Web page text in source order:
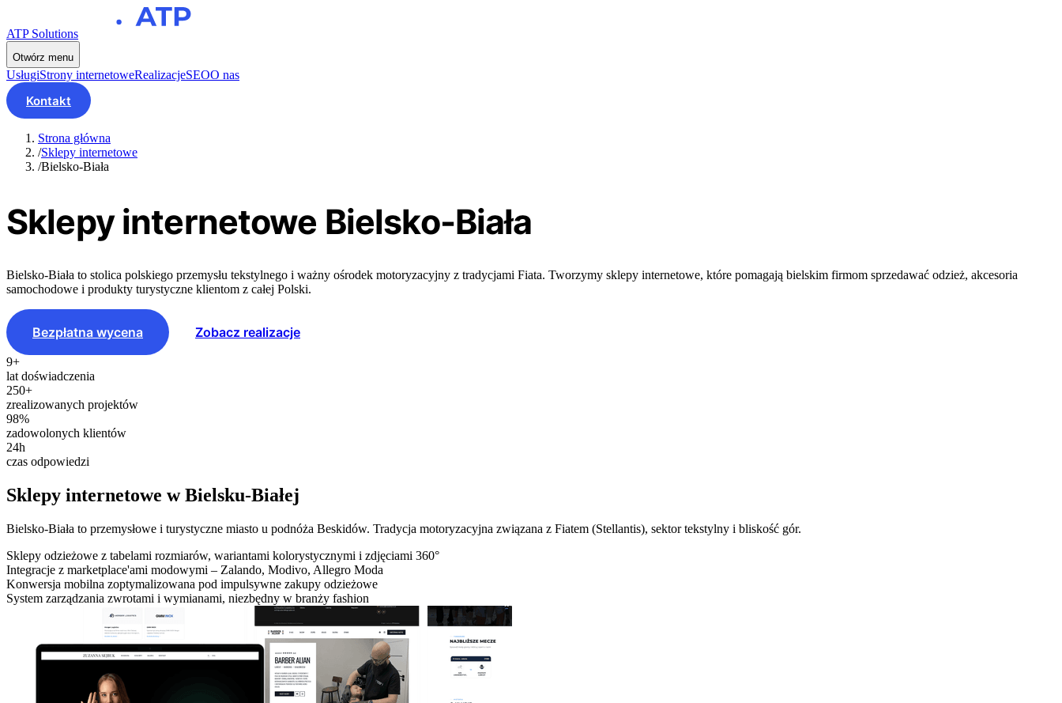
ATP Solutions
Otwórz menu
UsługiStrony internetoweRealizacjeSEOO nas
Kontakt
Strona główna
/Sklepy internetowe
/Bielsko-Biała
Sklepy internetowe Bielsko-Biała
Bielsko-Biała to stolica polskiego przemysłu tekstylnego i ważny ośrodek motoryzacyjny z tradycjami Fiata. Tworzymy sklepy internetowe, które pomagają bielskim firmom sprzedawać odzież, akcesoria
samochodowe i produkty turystyczne klientom z całej Polski.
Bezpłatna wycena Zobacz realizacje
9+
lat doświadczenia
250+
zrealizowanych projektów
98%
zadowolonych klientów
24h
czas odpowiedzi
Sklepy internetowe w Bielsku-Białej
Bielsko-Biała to przemysłowe i turystyczne miasto u podnóża Beskidów. Tradycja motoryzacyjna związana z Fiatem (Stellantis), sektor tekstylny i bliskość gór.
Sklepy odzieżowe z tabelami rozmiarów, wariantami kolorystycznymi i zdjęciami 360°
Integracje z marketplace'ami modowymi – Zalando, Modivo, Allegro Moda
Konwersja mobilna zoptymalizowana pod impulsywne zakupy odzieżowe
System zarządzania zwrotami i wymianami, niezbędny w branży fashion